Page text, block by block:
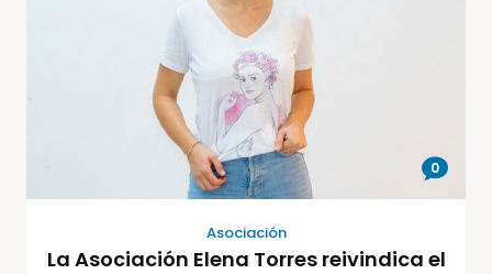
0
Asociación
La Asociación Elena Torres reivindica el